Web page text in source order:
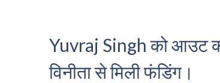
Yuvraj Singh को आउट
विनीता से मिली फंडिंग।